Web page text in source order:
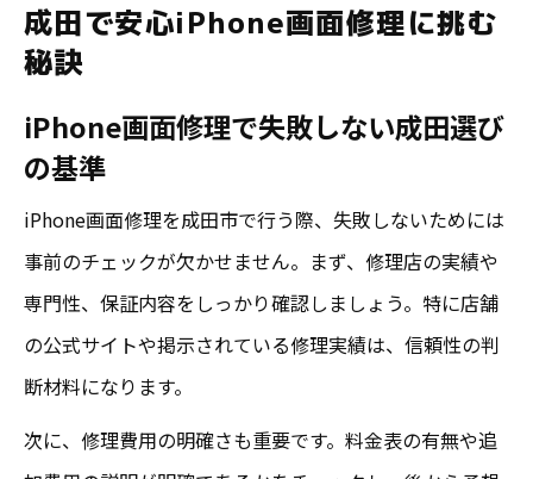
方
進める
iPad画面修理も対応の成田注目トピックス
成田でiPad画面修理が選ばれる理由とコツ
iPhone画面修理とiPad画面修理成田の共通
点
口コミで分かるiPad画面修理の成田人気事
情
iPad画面修理時に成田でチェックすべき注
成田で安心iPhone画面修理に挑む
秘訣
iPhone画面修理で失敗しない成田選び
の基準
iPhone画面修理を成田市で行う際、失敗しないためには
事前のチェックが欠かせません。まず、修理店の実績や
専門性、保証内容をしっかり確認しましょう。特に店舗
の公式サイトや掲示されている修理実績は、信頼性の判
断材料になります。
次に、修理費用の明確さも重要です。料金表の有無や追